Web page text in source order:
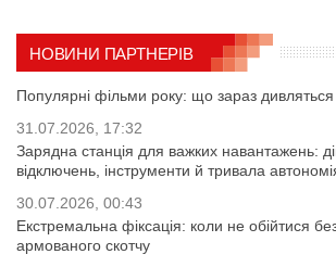
НОВИНИ ПАРТНЕРІВ
Популярні фільми року: що зараз дивляться
31.07.2026, 17:32
Зарядна станція для важких навантажень:
відключень, інструменти й тривала
30.07.2026, 00:43
Екстремальна фіксація: коли не обійтися
армованого скотчу